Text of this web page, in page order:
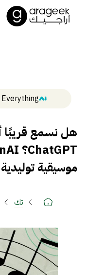
Everything
هل نسمع قريبًا
موسيقية
تك